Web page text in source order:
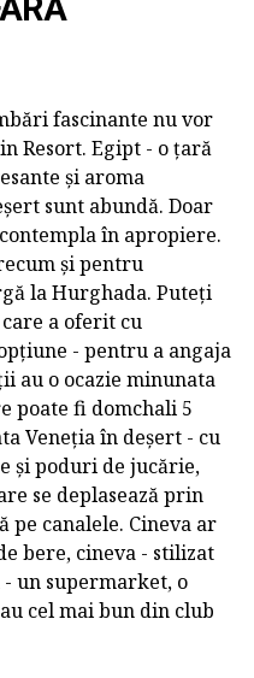
fascinante nu vor
Resort. Egipt - o țară
și aroma
sunt abundă. Doar
în apropiere.
și pentru
la Hurghada. Puteți
a oferit cu
- pentru a angaja
au o ocazie minunata
poate fi domchali 5
Veneția în deșert - cu
și poduri de jucărie,
se deplasează prin
pe canalele. Cineva ar
bere, cineva - stilizat
un supermarket, o
cel mai bun din club